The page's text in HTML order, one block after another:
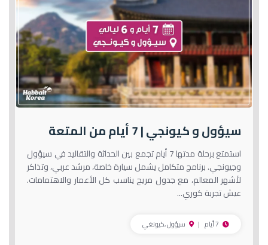
سيؤول و كيونجي | 7 أيام من المتعة
استمتع برحلة مدتها 7 أيام تجمع بين الحداثة والتقاليد في سيؤول
وجيونجي. برنامج متكامل يشمل سيارة خاصة، مرشد عربي، وتذاكر
لأشهر المعالم، مع جدول مريح يناسب كل الأعمار والاهتمامات.
عيش تجربة كوري...
سيؤول ,كيونغي